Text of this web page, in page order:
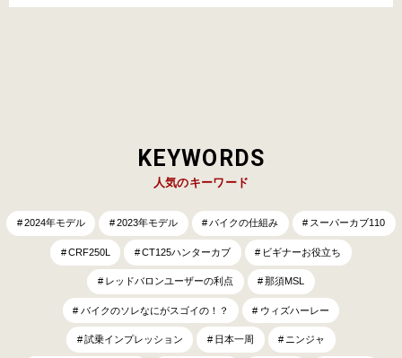
れる…。リミットである’22年…
KEYWORDS
人気のキーワード
2024年モデル 2023年モデル バイクの仕組み スーパーカブ110
CRF250L CT125ハンターカブ ビギナーお役立ち
レッドバロンユーザーの利点 那須MSL
バイクのソレなにがスゴイの！？ ウィズハーレー
試乗インプレッション 日本一周 ニンジャ